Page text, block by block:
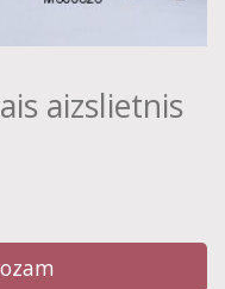
aizslietnis